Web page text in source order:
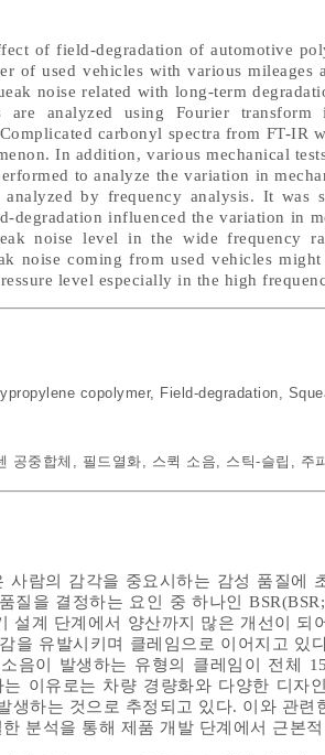
of field-degradation of automotive
of used vehicles with various
noise related with long-term
are analyzed using Fourier transform
carbonyl spectra from FT-IR
In addition, various mechanical
to analyze the variation in
analyzed by frequency analysis. It
degradation influenced the variation in
noise level in the wide frequency
noise coming from used vehicles
level especially in the high
copolymer, Field-degradation,
공중합체 , 필드열화, 스퀵 소음, 스틱-슬립 , 주
사람의 감각을 중요시하는 감성 품질에
질을 결정하는 요인 중 하나인
설계 단계에서 양산까지 많은 개선이
을 유발시키며 클레임으로 이어지고
음이 발생하는 유형의 클레임이 전체
는 이유로는 차량 경량화와 다양한 디자
생하는 것으로 추정되고 있다. 이와 관
분석을 통해 제품 개발 단계에서 근본